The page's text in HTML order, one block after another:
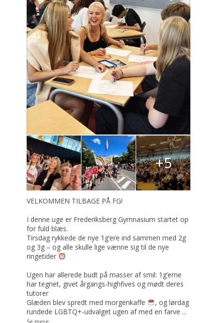
+5
VELKOMMEN TILBAGE PÅ FG!
I denne uge er Frederiksberg Gymnasium startet op
for fuld blæs.
Tirsdag rykkede de nye 1g’ere ind sammen med 2g
og 3g – og alle skulle lige vænne sig til de nye
ringetider
Ugen har allerede budt på masser af smil: 1g’erne
har tegnet, givet årgangs-highfives og mødt deres
tutorer
Glæden blev spredt med morgenkaffe
, og lørdag
rundede LGBTQ+-udvalget ugen af med en farve ...
Se mere